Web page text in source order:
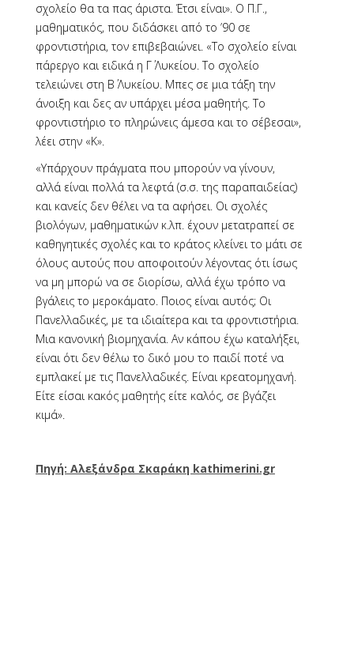
σχολείο θα τα πας άριστα. Έτσι είναι». Ο Π.Γ.,
μαθηματικός, που διδάσκει από το ’90 σε
φροντιστήρια, τον επιβεβαιώνει. «Το σχολείο είναι
πάρεργο και ειδικά η Γ΄ Λυκείου. Το σχολείο
τελειώνει στη Β΄ Λυκείου. Μπες σε μια τάξη την
άνοιξη και δες αν υπάρχει μέσα μαθητής. Το
φροντιστήριο το πληρώνεις άμεσα και το σέβεσαι»,
λέει στην «Κ».
«Υπάρχουν πράγματα που μπορούν να γίνουν,
αλλά είναι πολλά τα λεφτά (σ.σ. της παραπαιδείας)
και κανείς δεν θέλει να τα αφήσει. Οι σχολές
βιολόγων, μαθηματικών κ.λπ. έχουν μετατραπεί σε
καθηγητικές σχολές και το κράτος κλείνει το μάτι σε
όλους αυτούς που αποφοιτούν λέγοντας ότι ίσως
να μη μπορώ να σε διορίσω, αλλά έχω τρόπο να
βγάλεις το μεροκάματο. Ποιος είναι αυτός; Οι
Πανελλαδικές, με τα ιδιαίτερα και τα φροντιστήρια.
Μια κανονική βιομηχανία. Αν κάπου έχω καταλήξει,
είναι ότι δεν θέλω το δικό μου το παιδί ποτέ να
εμπλακεί με τις Πανελλαδικές. Είναι κρεατομηχανή.
Είτε είσαι κακός μαθητής είτε καλός, σε βγάζει
κιμά».
Πηγή: Αλεξάνδρα Σκαράκη kathimerini.gr